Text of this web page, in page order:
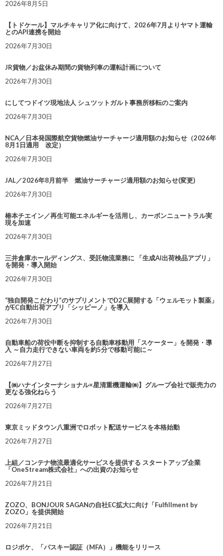
2026年8月5日
【トドケール】マルチキャリア化に向けて、2026年7月よりヤマト運輸
とのAPI連携を開始
2026年7月30日
JR貨物／お盆休み期間の貨物列車の運転計画について
2026年7月30日
にしてつドイツ現地法人 シュツットガルト事務所移転のご案内
2026年7月30日
NCA／日本発国際航空貨物燃油サーチャージ適用額のお知らせ（2026年
8月1日適用 改定）
2026年7月30日
JAL／2026年8月前半 燃油サーチャージ適用額のお知らせ(変更)
2026年7月30日
椿本チエイン／再生可能エネルギーを活用し、カーボンニュートラル実
現を加速
2026年7月30日
三井倉庫ホールディングス、受託物流業務に 「生成AI出荷検品アプリ」
を開発・導入開始
2026年7月30日
“独自開発こだわり”のサプリメントでD2C展開する「ウェルモット製薬」
がEC自動出荷アプリ「シッピーノ」を導入
2026年7月30日
自動車船の荷役中断を抑制する自動車移動用「スケーター」を開発・導
入 ～自力走行できない車両を約5分で移動可能に～
2026年7月27日
【㈱ハナインターナショナル×星清重機運輸㈱】グループ会社で販売力の
更なる強化ねらう
2026年7月27日
東京ミッドタウン八重洲でロボット配送サービスを本格始動
2026年7月27日
上組／コンテナ物流最適化サービスを提供する スタートアップ企業
「OneStream株式会社」への出資のお知らせ
2026年7月21日
ZOZO、BONJOUR SAGANの自社EC拡大に向け「Fulfillment by
ZOZO」を提供開始
2026年7月21日
ロジポケ、「パスキー認証（MFA）」機能をリリース